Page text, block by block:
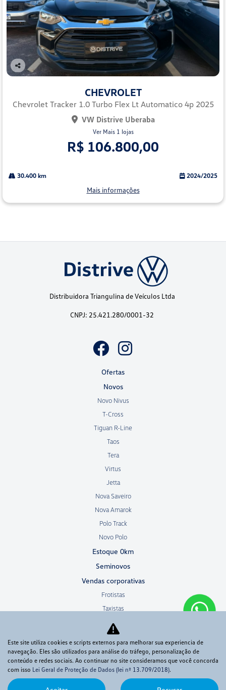
Co
lhe
CHEVROLET
Chevrolet Tracker 1.0 Turbo Flex Lt Automatico 4p 2025
VW Distrive Uberaba
Ver Mais 1 lojas
R$ 106.800,00
30.400 km 2024/2025
Mais informações
Distribuidora Triangulina de Veículos Ltda
CNPJ: 25.421.280/0001-32
Ofertas
Novos
Novo Nivus
T-Cross
Tiguan R-Line
Taos
Tera
Virtus
Jetta
Nova Saveiro
Nova Amarok
Polo Track
Novo Polo
Estoque 0km
Seminovos
Vendas corporativas
Frotistas
Taxistas
PCD
Microempresa
Autoescola
Produtor rural
Agende sua revisão
Este site utiliza cookies e scripts externos para melhorar sua experiencia de
navegação. Eles são utilizados para análise do tráfego, personalização de
conteúdo e redes sociais. Ao continuar no site consideramos que você concorda
com isso Lei Geral de Proteção de Dados (lei nº 13.709/2018).